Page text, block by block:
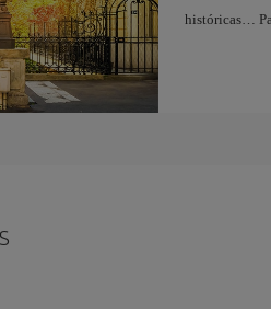
históricas…